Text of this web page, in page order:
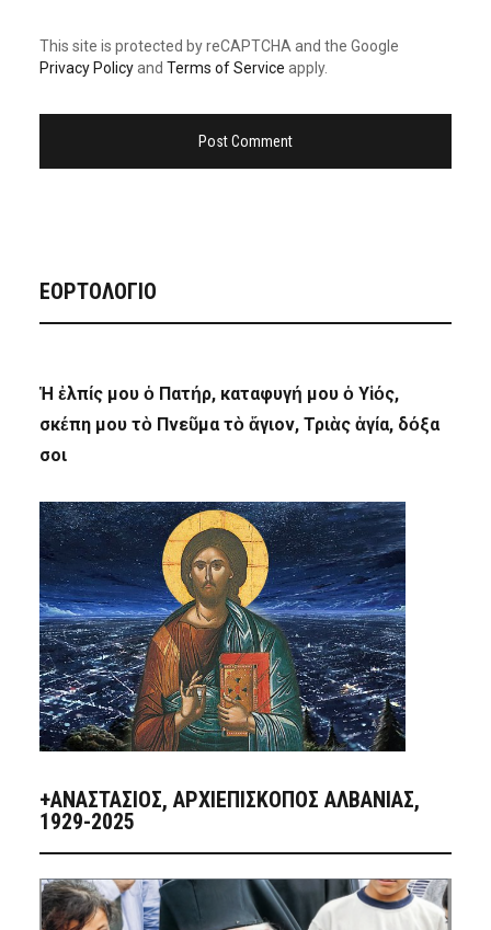
This site is protected by reCAPTCHA and the Google
Privacy Policyand Terms of Service apply.
ΕΟΡΤΟΛΟΓΙΟ
Ἡ ἐλπίς μου ὁ Πατήρ, καταφυγή μου ὁ Υἱός,
σκέπη μου τὸ Πνεῦμα τὸ ἅγιον, Τριὰς ἁγία, δόξα
σοι
+ΑΝΑΣΤΆΣΙΟΣ, ΑΡΧΙΕΠΊΣΚΟΠΟΣ ΑΛΒΑΝΊΑΣ,
1929-2025